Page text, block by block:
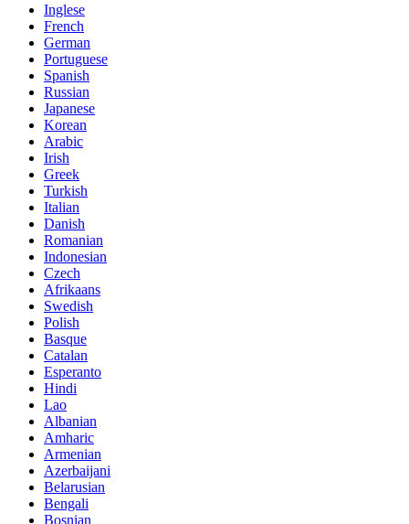
Inglese
French
German
Portuguese
Spanish
Russian
Japanese
Korean
Arabic
Irish
Greek
Turkish
Italian
Danish
Romanian
Indonesian
Czech
Afrikaans
Swedish
Polish
Basque
Catalan
Esperanto
Hindi
Lao
Albanian
Amharic
Armenian
Azerbaijani
Belarusian
Bengali
Bosnian